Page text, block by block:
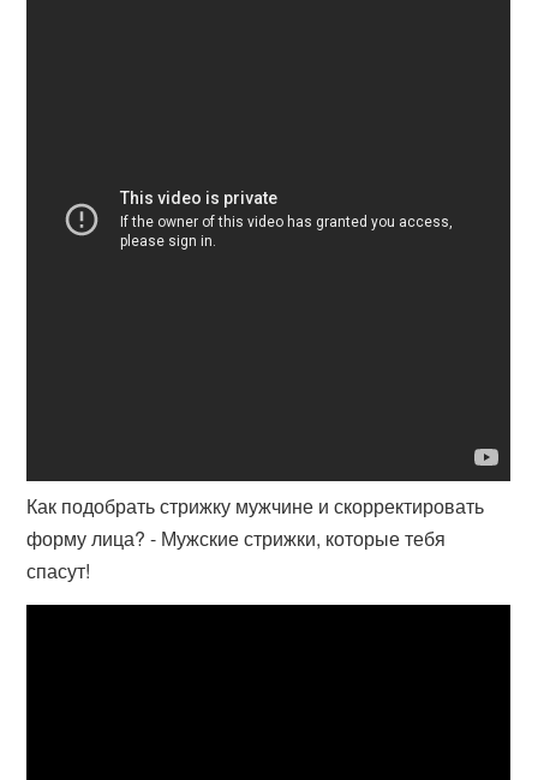
Как подобрать стрижку мужчине и скорректировать
форму лица? - Мужские стрижки, которые тебя
спасут!